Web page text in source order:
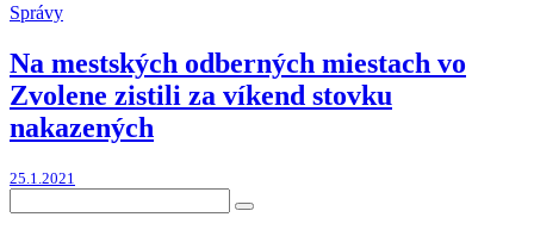
Správy
Na mestských odberných miestach vo
Zvolene zistili za víkend stovku
nakazených
25.1.2021